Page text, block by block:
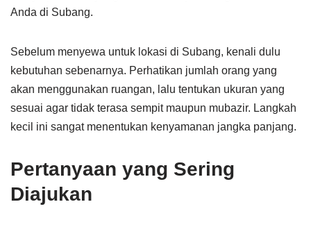
Anda di Subang.
Sebelum menyewa untuk lokasi di Subang, kenali dulu
kebutuhan sebenarnya. Perhatikan jumlah orang yang
akan menggunakan ruangan, lalu tentukan ukuran yang
sesuai agar tidak terasa sempit maupun mubazir. Langkah
kecil ini sangat menentukan kenyamanan jangka panjang.
Pertanyaan yang Sering
Diajukan